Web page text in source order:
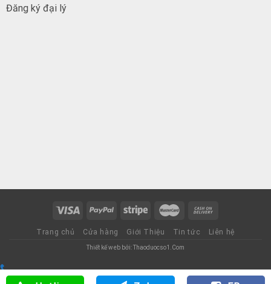
Đăng ký đại lý
Trang chủ Cửa hàng Giới Thiệu Tin tức Liên hệ
Thiết kế web bởi: Thaoduocso1.Com